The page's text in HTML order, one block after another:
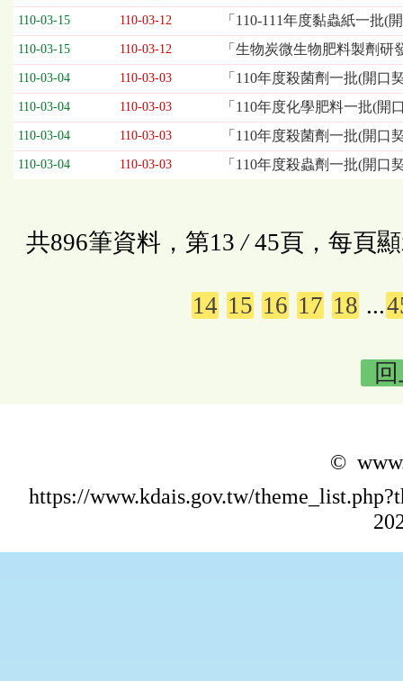
事
項
110-03-15 110-03-12 「110-111年度黏蟲紙一批(
110-03-15 110-03-12 「生物炭微生物肥料製劑
110-03-04 110-03-03 「110年度殺菌劑一批(開口
110-03-04 110-03-03 「110年度化學肥料一批(開
110-03-04 110-03-03 「110年度殺菌劑一批(開口
110-03-04 110-03-03 「110年度殺蟲劑一批(開口
共896筆資料，第13 /45頁，每頁
14 15 16 17 18 ...
©
https://www.kdais.gov.tw/